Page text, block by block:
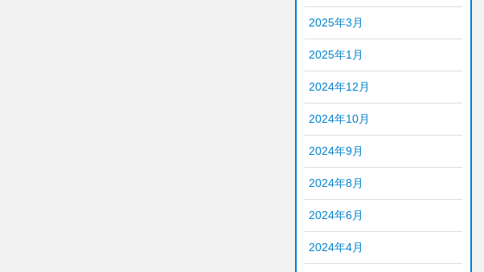
2025年3月
2025年1月
2024年12月
2024年10月
2024年9月
2024年8月
2024年6月
2024年4月